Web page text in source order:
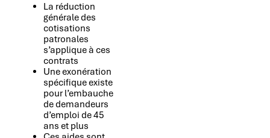
La réduction
générale des
cotisations
patronales
s’applique à ces
contrats
Une exonération
spécifique existe
pour l’embauche
de demandeurs
d’emploi de 45
ans et plus